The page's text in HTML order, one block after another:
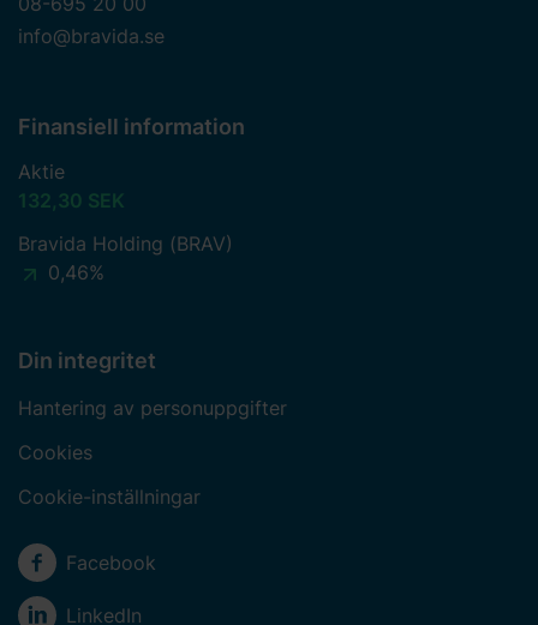
info@bravida.se
Finansiell information
Aktie
132,30 SEK
Bravida Holding (BRAV)
0,46%
Din integritet
Hantering av personuppgifter
Cookies
Cookie-inställningar
Sociala medier
Facebook
LinkedIn